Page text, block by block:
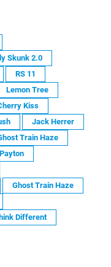
Skunk 2.0
RS 11
Lemon Tree
Kiss
Jack Herrer
Train Haze
Ghost Train Haze
Different